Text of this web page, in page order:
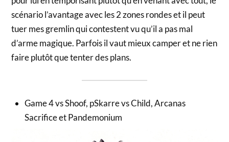
scénario l’avantage avec les 2 zones rondes et il peut
tuer mes gremlin qui contestent vu qu’il a pas mal
d’arme magique. Parfois il vaut mieux camper et ne rien
faire plutôt que tenter des plans.
Game 4 vs Shoof, pSkarre vs Child, Arcanas
Sacrifice et Pandemonium